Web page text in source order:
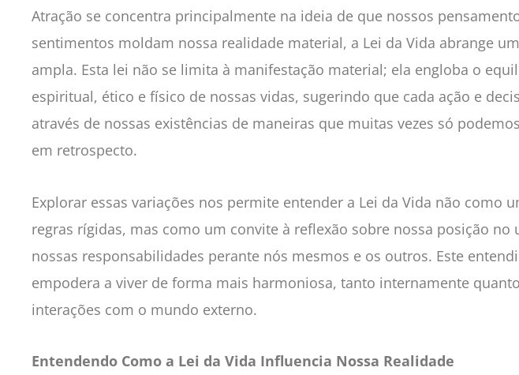
Atração se concentra principalmente na ideia de que nossos
sentimentos moldam nossa realidade material, a Lei da Vida abrange
ampla. Esta lei não se limita à manifestação material; ela engloba o
espiritual, ético e físico de nossas vidas, sugerindo que cada ação e
através de nossas existências de maneiras que muitas vezes só
em retrospecto.
Explorar essas variações nos permite entender a Lei da Vida não como
regras rígidas, mas como um convite à reflexão sobre nossa posição no
nossas responsabilidades perante nós mesmos e os outros. Este
empodera a viver de forma mais harmoniosa, tanto internamente
interações com o mundo externo.
Entendendo Como a Lei da Vida Influencia Nossa Realidade